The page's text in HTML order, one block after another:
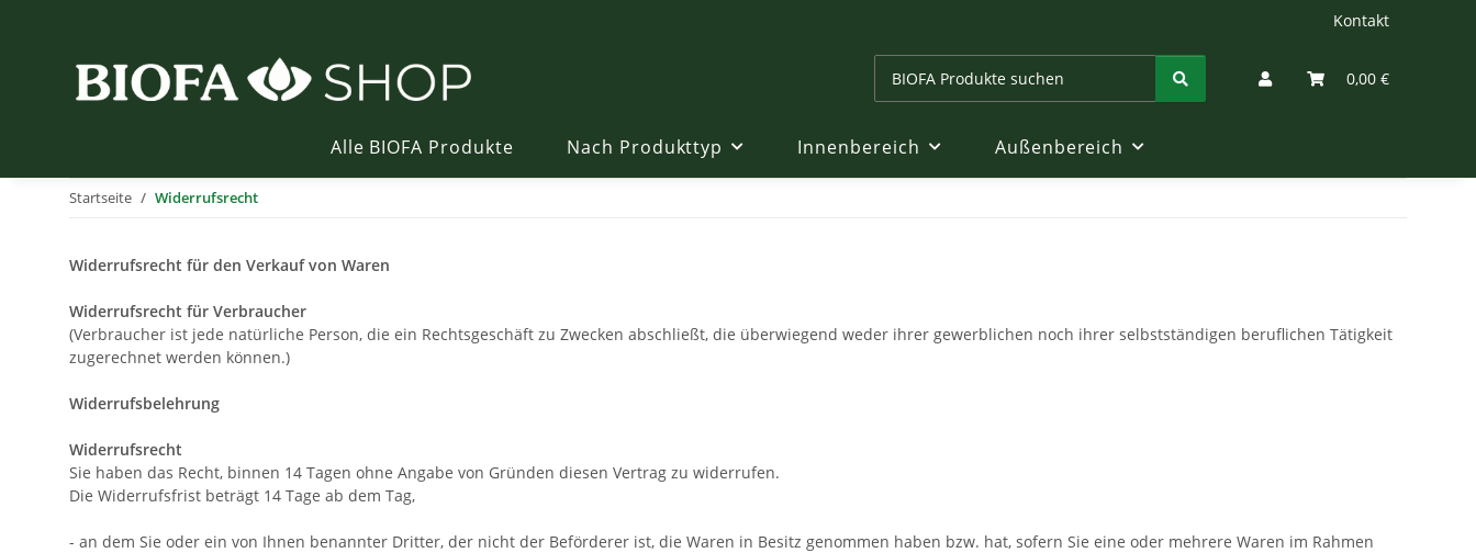
Kontakt
0,00 €
Alle BIOFA Produkte Nach Produkttyp Innenbereich Außenbereich
Startseite Widerrufsrecht
Widerrufsrecht für den Verkauf von Waren
Widerrufsrecht für Verbraucher
(Verbraucher ist jede natürliche Person, die ein Rechtsgeschäft zu Zwecken abschließt, die überwiegend weder ihrer gewerblichen noch ihrer selbstständigen beruflichen Tätigkeit
zugerechnet werden können.)
Widerrufsbelehrung
Widerrufsrecht
Sie haben das Recht, binnen 14 Tagen ohne Angabe von Gründen diesen Vertrag zu widerrufen.
Die Widerrufsfrist beträgt 14 Tage ab dem Tag,
- an dem Sie oder ein von Ihnen benannter Dritter, der nicht der Beförderer ist, die Waren in Besitz genommen haben bzw. hat, sofern Sie eine oder mehrere Waren im Rahmen